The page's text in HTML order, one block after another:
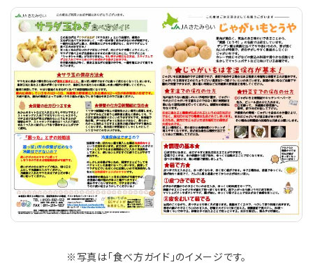
※写真は「食べ方ガイド」のイメージです。